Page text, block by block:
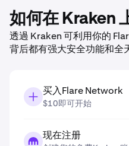
如何在 Kraken
透過 Kraken 可利用你的
背后都有强大安全功能和全
买入Flare Network
$10即可开始
现在注册